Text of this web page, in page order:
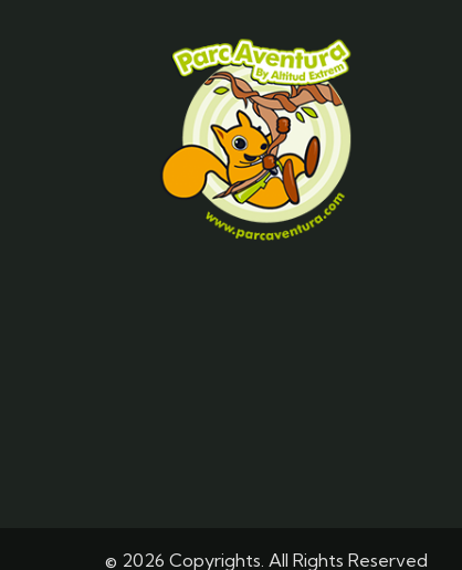
© 2026 Copyrights. All Rights Reserved